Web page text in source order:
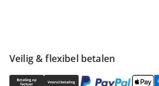
Veilig & flexibel betalen